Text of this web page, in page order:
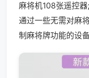
麻将机108张遥控
通过一些无需对麻
制麻将牌功能的设备